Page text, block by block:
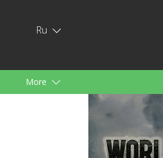
Ru
More